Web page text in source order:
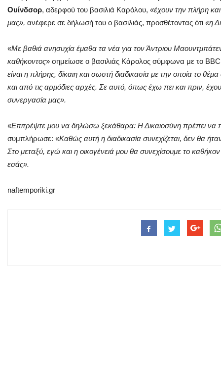
Ουίνδσορ, αδερφού του βασιλιά Καρόλου, «έχουν την πλήρη
μας», ανέφερε σε δήλωσή του ο βασιλιάς, προσθέτοντας ότι «η
«Με βαθιά ανησυχία έμαθα τα νέα για τον Άντριου
καθήκοντος» σημείωσε ο βασιλιάς Κάρολος σύμφωνα με το
είναι η πλήρης, δίκαιη και σωστή διαδικασία με την οποία το
και από τις αρμόδιες αρχές. Σε αυτό, όπως έχω πει και πριν,
συνεργασία μας».
«Επιτρέψτε μου να δηλώσω ξεκάθαρα: Η Δικαιοσύνη πρέπει να
συμπλήρωσε: «Καθώς αυτή η διαδικασία συνεχίζεται, δεν θα
Στο μεταξύ, εγώ και η οικογένειά μου θα συνεχίσουμε το
εσάς».
naftemporiki.gr